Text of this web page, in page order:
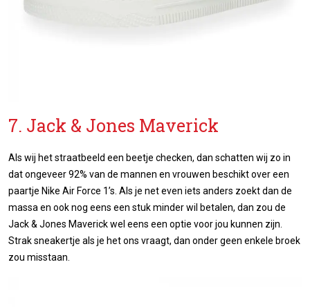
7. Jack & Jones Maverick
Als wij het straatbeeld een beetje checken, dan schatten wij zo in
dat ongeveer 92% van de mannen en vrouwen beschikt over een
paartje Nike Air Force 1’s. Als je net even iets anders zoekt dan de
massa en ook nog eens een stuk minder wil betalen, dan zou de
Jack & Jones Maverick wel eens een optie voor jou kunnen zijn.
Strak sneakertje als je het ons vraagt, dan onder geen enkele broek
zou misstaan.